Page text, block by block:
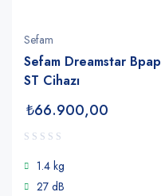
Sefam
Sefam Dreamstar Bpap
ST Cihazı
₺66.900,00
1.4 kg
27 dB